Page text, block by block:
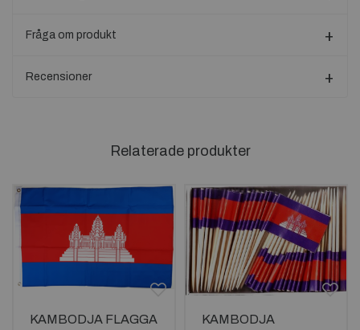
Fråga om produkt
Recensioner
Relaterade produkter
KAMBODJA FLAGGA
KAMBODJA